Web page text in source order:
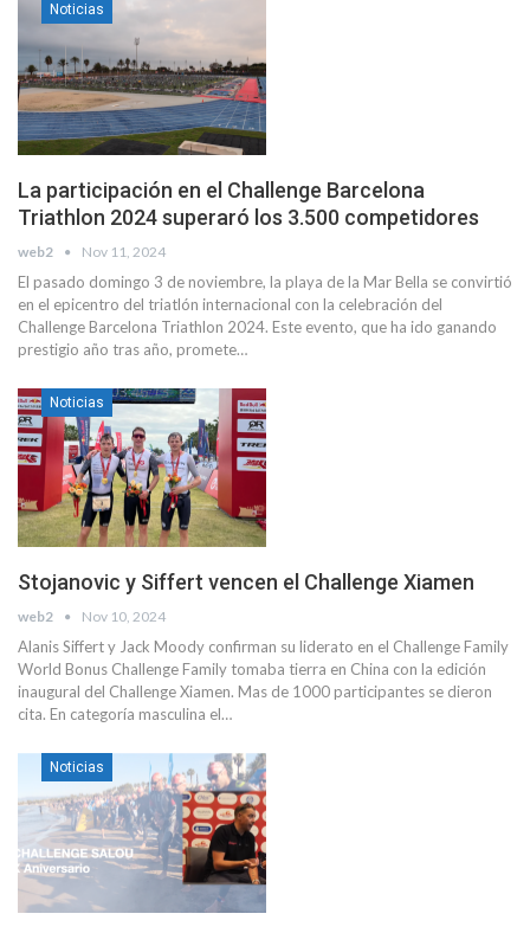
Noticias
La participación en el Challenge Barcelona
Triathlon 2024 superaró los 3.500 competidores
web2 Nov 11, 2024
El pasado domingo 3 de noviembre, la playa de la Mar Bella se convirtió
en el epicentro del triatlón internacional con la celebración del
Challenge Barcelona Triathlon 2024. Este evento, que ha ido ganando
prestigio año tras año, promete…
Noticias
Stojanovic y Siffert vencen el Challenge Xiamen
web2 Nov 10, 2024
Alanis Siffert y Jack Moody confirman su liderato en el Challenge Family
World Bonus Challenge Family tomaba tierra en China con la edición
inaugural del Challenge Xiamen. Mas de 1000 participantes se dieron
cita. En categoría masculina el…
Noticias